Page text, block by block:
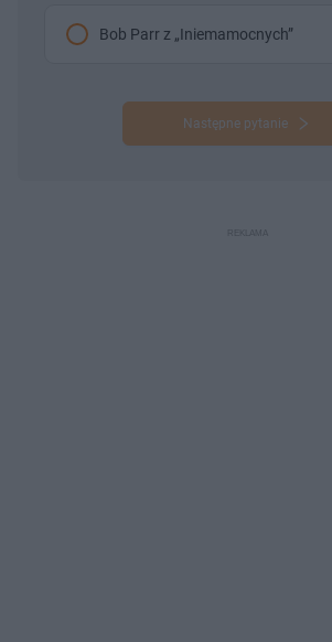
Bob Parr z „Iniemamocnych”
Następne pytanie